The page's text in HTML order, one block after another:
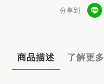
分享到
商品描述 了解更多